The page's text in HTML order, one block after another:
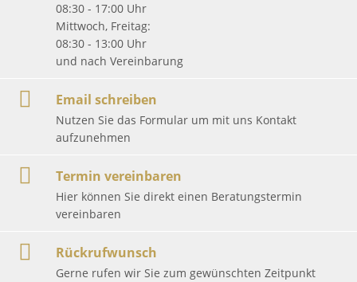
08:30 - 17:00 Uhr
Mittwoch, Freitag:
08:30 - 13:00 Uhr
und nach Vereinbarung
Email schreiben
Nutzen Sie das Formular um mit uns Kontakt
aufzunehmen
Termin vereinbaren
Hier können Sie direkt einen Beratungstermin
vereinbaren
Rückrufwunsch
Gerne rufen wir Sie zum gewünschten Zeitpunkt